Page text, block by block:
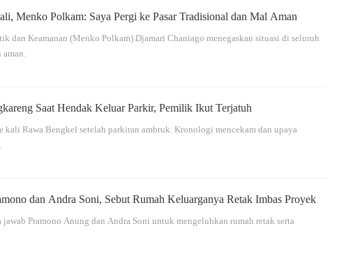
Menko Polkam: Saya Pergi ke Pasar Tradisional dan Mal Aman
dan Keamanan (Menko Polkam) Djamari Chaniago menegaskan situasi di seluruh
Saat Hendak Keluar Parkir, Pemilik Ikut Terjatuh
Rawa Bengkel setelah parkiran ambruk. Kronologi mencekam dan upaya
dan Andra Soni, Sebut Rumah Keluarganya Retak Imbas Proyek
Pramono Anung dan Andra Soni untuk mengeluhkan rumah retak serta